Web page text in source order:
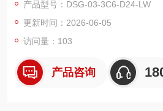
产品型号：DSG-03-3C6-D24-LW
更新时间：2026-06-05
访问量：103
产品咨询